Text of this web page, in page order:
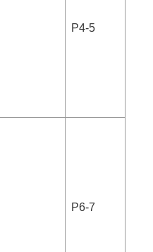
P4-5
P6-7